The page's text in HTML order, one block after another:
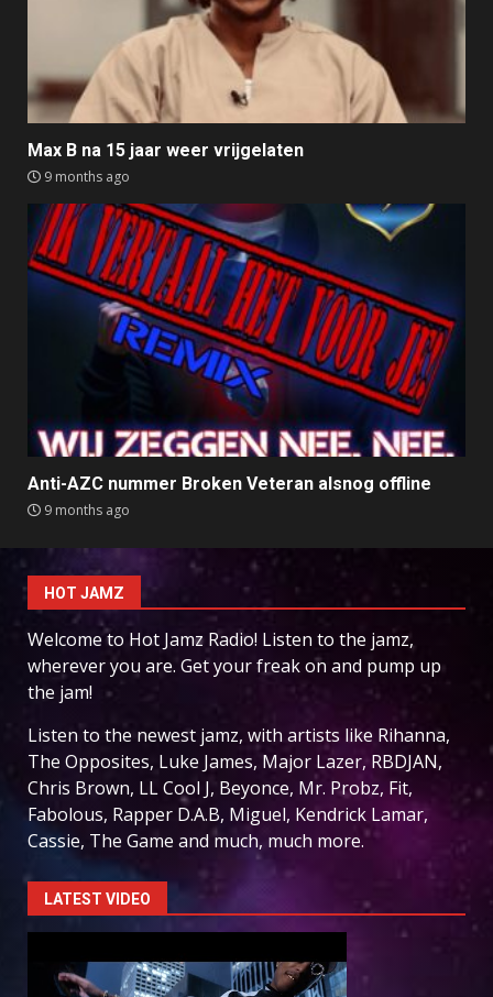
Max B na 15 jaar weer vrijgelaten
9 months ago
Anti-AZC nummer Broken Veteran alsnog offline
9 months ago
HOT JAMZ
Welcome to Hot Jamz Radio! Listen to the jamz,
wherever you are. Get your freak on and pump up
the jam!
Listen to the newest jamz, with artists like Rihanna,
The Opposites, Luke James, Major Lazer, RBDJAN,
Chris Brown, LL Cool J, Beyonce, Mr. Probz, Fit,
Fabolous, Rapper D.A.B, Miguel, Kendrick Lamar,
Cassie, The Game and much, much more.
LATEST VIDEO